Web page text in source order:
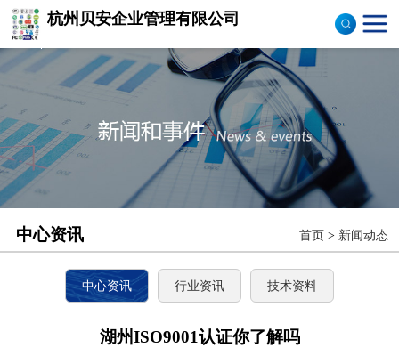
杭州贝安企业管理有限公司
中心资讯 首页 > 新闻动态
中心资讯 行业资讯 技术资料
湖州ISO9001认证你了解吗
商品售后服务评价体系
认证
ISO9001认证
ISO14001认证
CCC认证
TS16949认证
CQC志愿产品认证